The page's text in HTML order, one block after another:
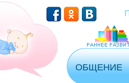
Перейти к основному содержанию
ОБЩЕНИЕ